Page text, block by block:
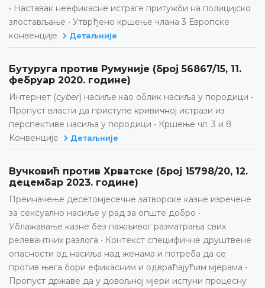
• Наставак неефикасне истраге притужби на полицијско
злостављање • Утврђено кршење члана 3 Европске
конвенције
Детаљније
Бутуруга против Румуније (број 56867/15, 11.
фебруар 2020. године)
Интернет (cyber) насиље као облик насиља у породици •
Пропуст власти да приступе кривичној истрази из
перспективе насиља у породици • Кршење чл. 3 и 8
Конвенције
Детаљније
Вучковић против Хрватске (број 15798/20, 12.
децембар 2023. године)
Преиначење десетомјесечне затворске казне изречене
за сексуално насиље у рад за опште добро •
Ублажавање казне без пажљивог разматрања свих
релевантних разлога • Контекст специфичне друштвене
опасности од насиља над женама и потреба да се
против њега бори ефикасним и одвраћајућим мјерама •
Пропуст државе да у довољној мјери испуни процесну